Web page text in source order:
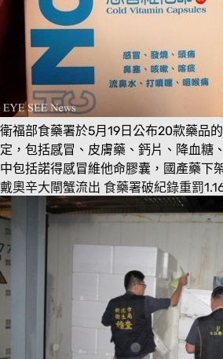
衛福部食藥署於5月19日公布20款藥品
定，包括感冒、皮膚藥、鈣片、降血糖
中包括諾得感冒維他命膠囊，國產藥下
戴奧辛大閘蟹流出 食藥署破紀錄重罰